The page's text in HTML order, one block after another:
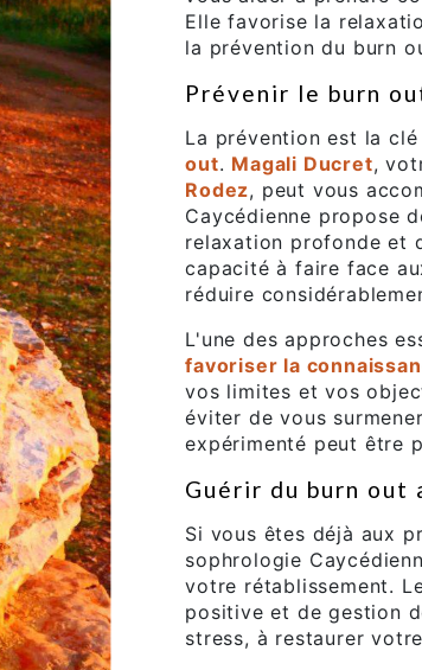
Elle favorise la
la prévention du burn
Prévenir le burn
La prévention est la
out. Magali Ducret,
Rodez, peut vous
Caycédienne propose
relaxation profonde et
capacité à faire face
réduire
L'une des approches
favoriser la
vos limites et vos
éviter de vous
expérimenté peut être
Guérir du burn out
Si vous êtes déjà aux
sophrologie
votre rétablissement.
positive et de gestion
stress, à restaurer